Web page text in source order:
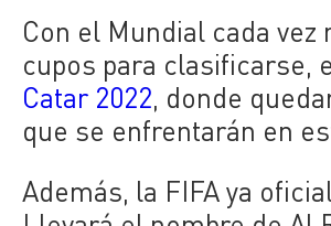
Con el Mundial cada
cupos para clasificarse,
Catar 2022, donde
que se enfrentarán en
Además, la FIFA ya